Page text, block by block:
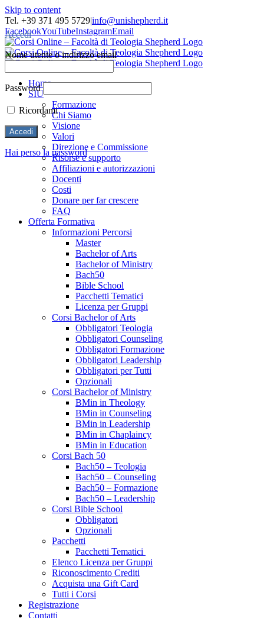
Skip to content
Tel. +39 371 495 5729|info@unishepherd.it
FacebookYouTubeInstagramEmail
Home
SIU
Formazione
Chi Siamo
Visione
Valori
Direzione e Commissione
Risorse e supporto
Affiliazioni e autorizzazioni
Docenti
Costi
Donare per far crescere
FAQ
Offerta Formativa
Informazioni Percorsi
Master
Bachelor of Arts
Bachelor of Ministry
Bach50
Bible School
Pacchetti Tematici
Licenza per Gruppi
Corsi Bachelor of Arts
Obbligatori Teologia
Obbligatori Counseling
Obbligatori Formazione
Obbligatori Leadership
Obbligatori per Tutti
Opzionali
Corsi Bachelor of Ministry
BMin in Theology
BMin in Counseling
BMin in Leadership
BMin in Chaplaincy
BMin in Education
Corsi Bach 50
Bach50 – Teologia
Bach50 – Counseling
Bach50 – Formazione
Bach50 – Leadership
Corsi Bible School
Obbligatori
Opzionali
Pacchetti
Pacchetti Tematici
Elenco Licenza per Gruppi
Riconoscimento Crediti
Acquista una Gift Card
Tutti i Corsi
Registrazione
Contatti
Accedi
Nome utente o indirizzo email
Password
Ricordami
Hai perso la password